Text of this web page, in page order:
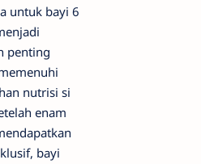
untuk bayi 6
penting
nutrisi si
enam
bayi